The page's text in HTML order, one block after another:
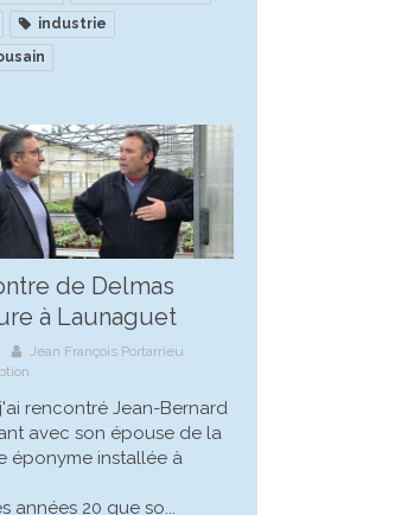
industrie
de Delmas
à Launaguet
Jean François Portarrieu
rencontré Jean-Bernard
avec son épouse de la
éponyme installée à
années 20 que so...